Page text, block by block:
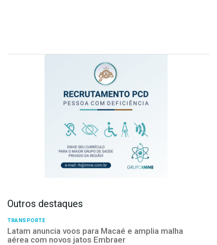
Outros destaques
TRANSPORTE
Latam anuncia voos para Macaé e amplia malha
aérea com novos jatos Embraer